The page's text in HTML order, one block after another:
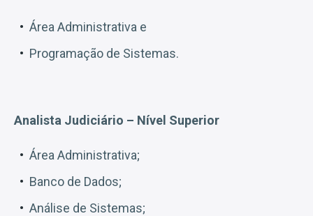
Área Administrativa e
Programação de Sistemas.
Analista Judiciário – Nível Superior
Área Administrativa;
Banco de Dados;
Análise de Sistemas;